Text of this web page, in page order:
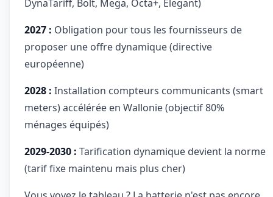
DynaTariff, Bolt, Mega, Octa+, Elegant)
2027 : Obligation pour tous les fournisseurs de
proposer une offre dynamique (directive
européenne)
2028 : Installation compteurs communicants (smart
meters) accélérée en Wallonie (objectif 80%
ménages équipés)
2029-2030 : Tarification dynamique devient la norme
(tarif fixe maintenu mais plus cher)